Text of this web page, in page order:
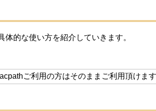
的な使い方を紹介していきます。
ご利用の方はそのままご利用頂けま